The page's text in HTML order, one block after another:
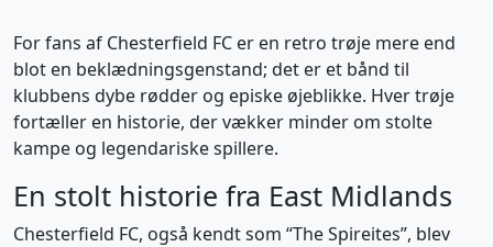
For fans af Chesterfield FC er en retro trøje mere end
blot en beklædningsgenstand; det er et bånd til
klubbens dybe rødder og episke øjeblikke. Hver trøje
fortæller en historie, der vækker minder om stolte
kampe og legendariske spillere.
En stolt historie fra East Midlands
Chesterfield FC, også kendt som “The Spireites”, blev